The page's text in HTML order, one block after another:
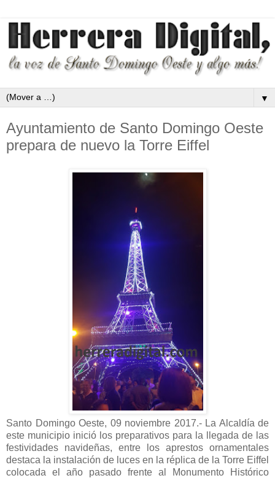
▼
Ayuntamiento de Santo Domingo Oeste
prepara de nuevo la Torre Eiffel
Santo Domingo Oeste, 09 noviembre 2017.- La Alcaldía de
este municipio inició los preparativos para la llegada de las
festividades navideñas, entre los aprestos ornamentales
destaca la instalación de luces en la réplica de la Torre Eiffel
colocada el año pasado frente al Monumento Histórico